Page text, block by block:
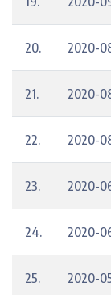
20. 2020-
21. 2020-
22. 2020-
23. 2020-
24. 2020-
25. 2020-